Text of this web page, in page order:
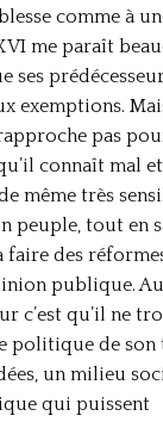
comme à
me paraît
ses
exemptions.
pas
connaît mal
même très
peuple, tout en
faire des
publique.
c’est qu’il ne
politique de son
un milieu
qui puissent